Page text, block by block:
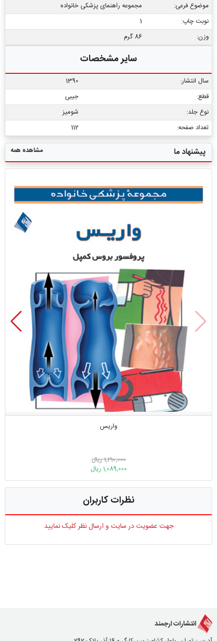
موضوع فرعی:
مجموعه راهنمای پزشکی خانواده
نوبت چاپ:
1
وزن:
86 گرم
سایر مشخصات
سال انتشار:
1390
قطع:
جیبی
نوع جلد:
شومیز
تعداد صفحه:
112
پیشنهاد ما مشاهده همه
واریس
1,210,000 ریال
1,089,000 ریال
نظرات کاربران
جهت عضویت در سایت و ارسال نظر کلیک نمایید
انتشارات ارجمند